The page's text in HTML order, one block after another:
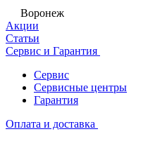
Воронеж
Акции
Статьи
Сервис и Гарантия
Сервис
Сервисные центры
Гарантия
Оплата и доставка